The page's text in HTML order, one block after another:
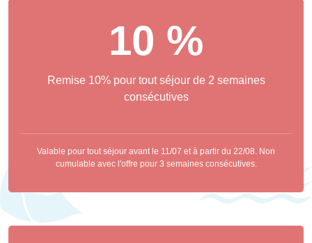
10 %
Remise 10% pour tout séjour de 2 semaines
consécutives
Valable pour tout séjour avant le 11/07 et à partir du 22/08. Non
cumulable avec l'offre pour 3 semaines consécutives.